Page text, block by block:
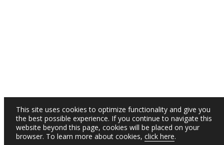
This site uses cookies to optimize functionality and give you
the best possible experience. If you continue to navigate this
website beyond this page, cookies will be placed on your
browser. To learn more about cookies, click here.